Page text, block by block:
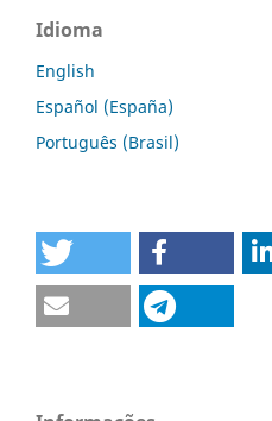
Idioma
English
Español (España)
Português (Brasil)